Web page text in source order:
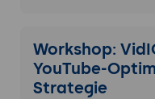
Workshop:
YouTube-
Strategie